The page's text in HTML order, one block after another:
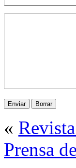
«
Prensa